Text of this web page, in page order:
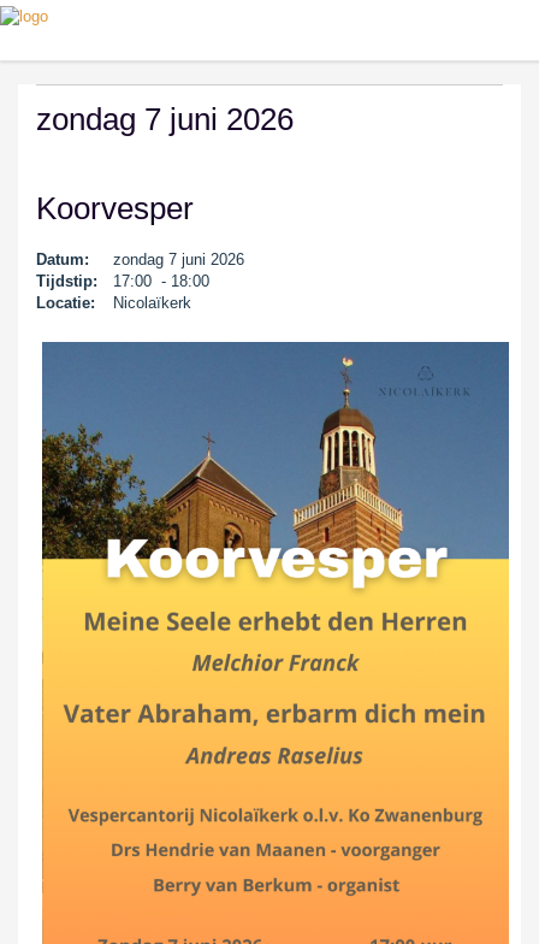
zondag 7 juni 2026
Koorvesper
Datum:
zondag 7 juni 2026
Tijdstip:
17:00 - 18:00
Locatie:
Nicolaïkerk